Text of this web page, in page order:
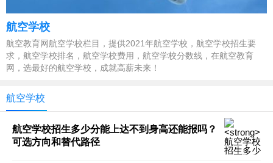
航空学校
航空教育网航空学校栏目，提供2021年航空学校，航空学校招生要
求，航空学校排名，航空学校费用，航空学校分数线，在航空教育
网，选最好的航空学校，成就高薪未来！
航空学校
航空学校招生多少分能上达不到身高还能报吗？
可选方向和替代路径